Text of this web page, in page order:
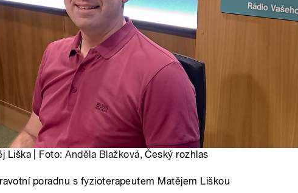
Liška | Foto:Anděla Blažková, Český rozhlas
poradnu s fyzioterapeutem Matějem Liškou